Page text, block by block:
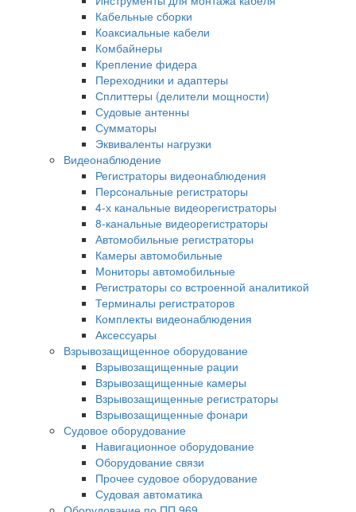
Кабельные сборки
Коаксиальные кабели
Комбайнеры
Крепление фидера
Переходники и адаптеры
Сплиттеры (делители мощности)
Судовые антенны
Сумматоры
Эквиваленты нагрузки
Видеонаблюдение
Регистраторы видеонаблюдения
Персональные регистраторы
4-х канальные видеорегистраторы
8-канальные видеорегистраторы
Автомобильные регистраторы
Камеры автомобильные
Мониторы автомобильные
Регистраторы со встроенной аналитикой
Терминалы регистраторов
Комплекты видеонаблюдения
Аксессуары
Взрывозащищенное оборудование
Взрывозащищенные рации
Взрывозащищенные камеры
Взрывозащищенные регистраторы
Взрывозащищенные фонари
Судовое оборудование
Навигационное оборудование
Оборудование связи
Прочее судовое оборудование
Судовая автоматика